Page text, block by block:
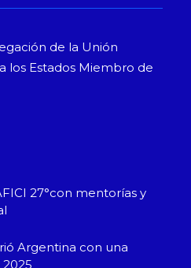
de la Unión
los Estados Miembro de
27°con mentorías y
Argentina con una